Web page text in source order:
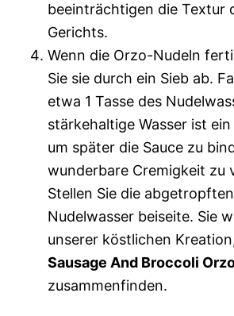
beeinträchtigen die Textur
Gerichts.
Wenn die Orzo-Nudeln
Sie sie durch ein Sieb ab.
etwa 1 Tasse des
stärkehaltige Wasser ist
um später die Sauce zu
wunderbare Cremigkeit zu
Stellen Sie die
Nudelwasser beiseite. Sie
unserer köstlichen
Sausage And Broccoli
zusammenfinden.